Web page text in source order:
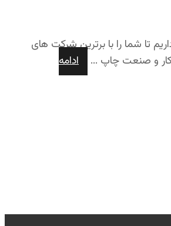
تا شما را با برترین شرکت های
و صنعت چاپ ...
ادامه